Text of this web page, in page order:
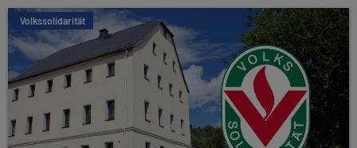
Volkssolidarität